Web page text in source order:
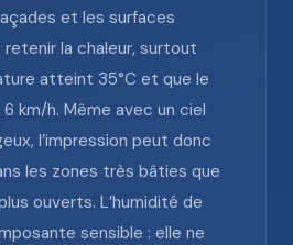
et les surfaces
la chaleur, surtout
atteint 35°C et que le
km/h. Même avec un ciel
l’impression peut donc
les zones très bâties que
ouverts. L’humidité de
sensible : elle ne